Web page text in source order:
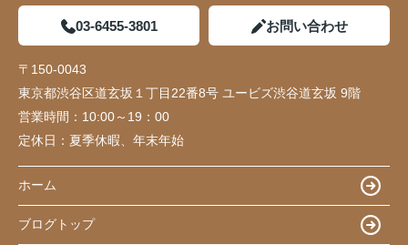
03-6455-3801 お問い合わせ
〒150-0043
東京都渋谷区道玄坂１丁目22番8号 ユービズ渋谷道玄坂 9階
営業時間： 10:00～19：00
定休日： 夏季休暇、年末年始
ホーム
ブログトップ